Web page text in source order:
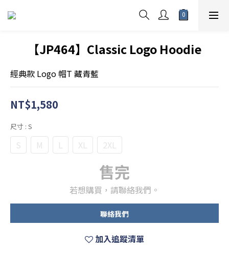
【JP464】Classic Logo Hoodie
經典款 Logo 帽T 藏青藍
NT$1,580
尺寸 : S
S M L XL 2XL
售完
若想購買，請聯絡我們。
聯絡我們
加入追蹤清單